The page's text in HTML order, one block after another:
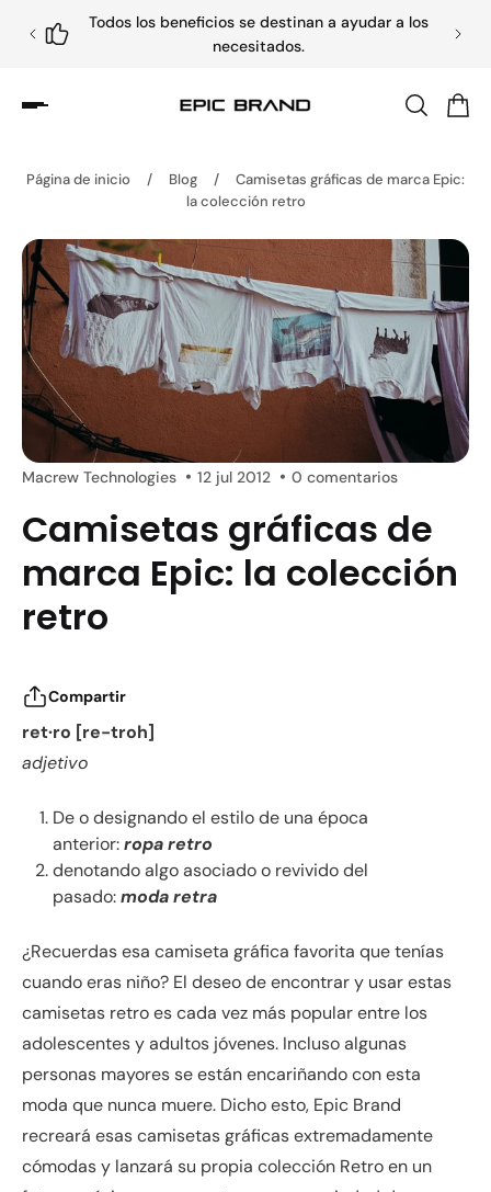
Todos los beneficios se destinan a ayudar a los
necesitados.
Página de inicio / Blog /
Camisetas gráficas de marca Epic:
la colección retro
Macrew Technologies 12 jul 2012 0 comentarios
Camisetas gráficas de
marca Epic: la colección
retro
Compartir
ret·ro [re-troh]
adjetivo
De o designando el estilo de una época
anterior:ropa retro
denotando algo asociado o revivido del
pasado:moda retra
¿Recuerdas esa camiseta gráfica favorita que tenías
cuando eras niño? El deseo de encontrar y usar estas
camisetas retro es cada vez más popular entre los
adolescentes y adultos jóvenes. Incluso algunas
personas mayores se están encariñando con esta
moda que nunca muere. Dicho esto, Epic Brand
recreará esas camisetas gráficas extremadamente
cómodas y lanzará su propia colección Retro en un